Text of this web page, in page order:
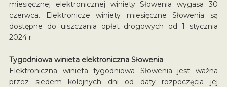
miesięcznej elektronicznej winiety Słowenia wygasa 30
czerwca. Elektronicze winiety miesięczne Słowenia są
dostępne do uiszczania opłat drogowych od 1 stycznia
2024 r.
Tygodniowa winieta elektroniczna Słowenia
Elektroniczna winieta tygodniowa Słowenia jest ważna
przez siedem kolejnych dni od daty rozpoczęcia jej